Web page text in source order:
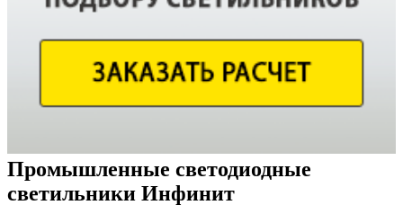
Промышленные светодиодные
светильники Инфинит